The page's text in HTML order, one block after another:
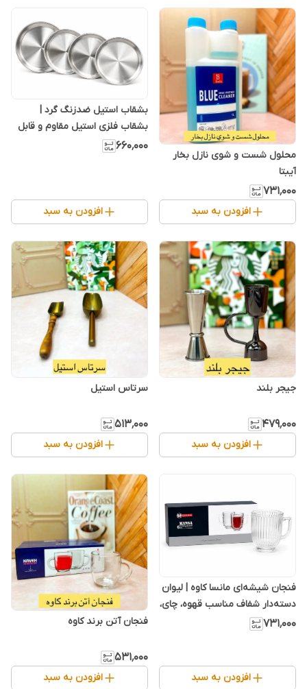
محلول شست و شوی نازل بخار
آیبتا
۷۳۱٬۰۰۰
افزودن به سبد
بشقاب استیل ضدزنگ گرد |
بشقاب فلزی استیل مقاوم و قابل
شستشو مناسب سرو غذا، پذیرایی،
۶۶۰٬۰۰۰
افزودن به سبد
جیجر بلند
۴۷۹٬۰۰۰
افزودن به سبد
سرتاس استیل
۵۱۳٬۰۰۰
افزودن به سبد
فنجان شیشه‌ای مانسا کاوه | لیوان
دسته‌دار شفاف مناسب قهوه، چای،
دمنوش و کافی‌شاپ
۷۳۱٬۰۰۰
افزودن به سبد
فنجان آتن برند کاوه
۵۳۱٬۰۰۰
افزودن به سبد